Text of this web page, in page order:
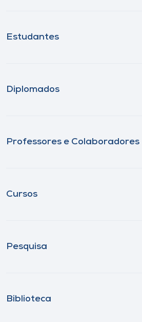
Estudantes
Diplomados
Professores e Colaboradores
Cursos
Pesquisa
Biblioteca